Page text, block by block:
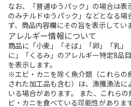
なお、「普通ゆうパック」の場合は
のみチルドゆうパック」などとなる場
ず、商品内容欄にその旨を表示してい
アレルギー情報について
商品に「小麦」「そば」「卵」「乳」
に」「くるみ」のアレルギー特定8品
を表示します。
※エビ・カニを除く魚介類（これらの
された加工品も含む）は、漁獲漁法に
いる場合があります。 また、これら
ビ・カニを食べている可能性がありま